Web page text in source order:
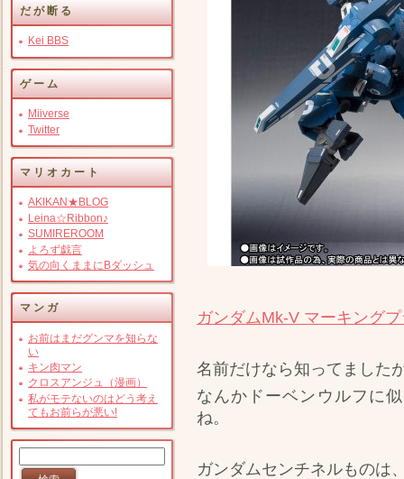
だが断る
Kei BBS
ゲーム
Miiverse
Twitter
マリオカート
AKIKAN★BLOG
Leina☆Ribbon♪
SUMIREROOM
よろず戯言
気の向くままにBダッシュ
マンガ
お前はまだグンマを知らな
い
キン肉マン
クロスアンジュ（漫画）
私がモテないのはどう考え
てもお前らが悪い!
ガンダムMk-V マーキング
名前だけなら知ってました
なんかドーベンウルフに
ね。
ガンダムセンチネルものは